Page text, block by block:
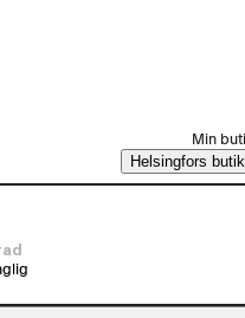
3
Min
Helsingfors butik